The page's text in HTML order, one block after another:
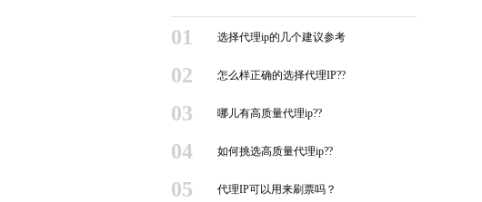
01 选择代理ip的几个建议参考
02 怎么样正确的选择代理IP??
03 哪儿有高质量代理ip??
04 如何挑选高质量代理ip??
05 代理IP可以用来刷票吗？